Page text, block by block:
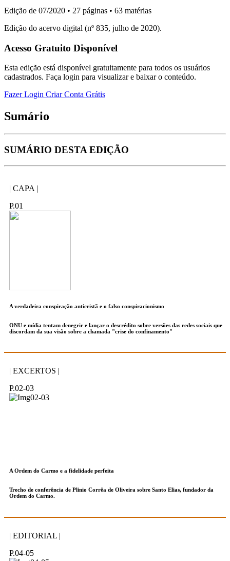
Edição de 07/2020 • 27 páginas • 63 matérias
Edição do acervo digital (nº 835, julho de 2020).
Acesso Gratuito Disponível
Esta edição está disponível gratuitamente para todos os usuários
cadastrados. Faça login para visualizar e baixar o conteúdo.
Fazer Login Criar Conta Grátis
Sumário
SUMÁRIO DESTA EDIÇÃO
| CAPA |
P.01
A verdadeira conspiração anticristã e o falso conspiracionismo
ONU e mídia tentam denegrir e lançar o descrédito sobre versões das redes sociais que
discordam da sua visão sobre a chamada "crise do confinamento"
| EXCERTOS |
P.02-03
A Ordem do Carmo e a fidelidade perfeita
Trecho de conferência de Plinio Corrêa de Oliveira sobre Santo Elias, fundador da
Ordem do Carmo.
| EDITORIAL |
P.04-05